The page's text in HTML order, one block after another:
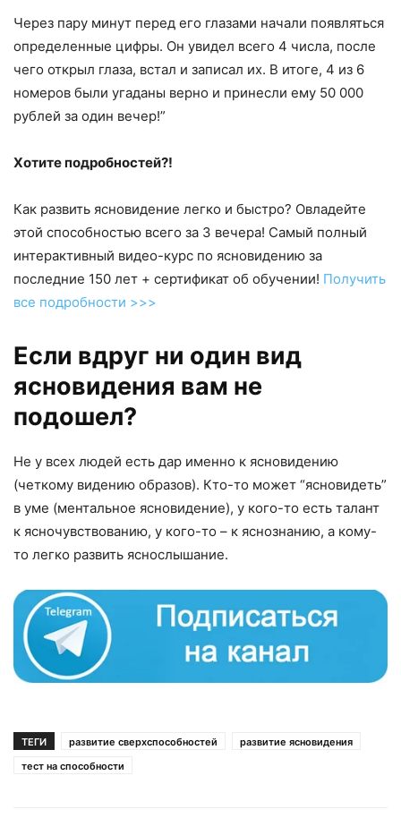
Через пару минут перед его глазами начали появляться
определенные цифры. Он увидел всего 4 числа, после
чего открыл глаза, встал и записал их. В итоге, 4 из 6
номеров были угаданы верно и принесли ему 50 000
рублей за один вечер!”
Хотите подробностей?!
Как развить ясновидение легко и быстро? Овладейте
этой способностью всего за 3 вечера! Самый полный
интерактивный видео-курс по ясновидению за
последние 150 лет + сертификат об обучении! Получить
все подробности >>>
Если вдруг ни один вид
ясновидения вам не
подошел?
Не у всех людей есть дар именно к ясновидению
(четкому видению образов). Кто-то может “ясновидеть”
в уме (ментальное ясновидение), у кого-то есть талант
к ясночувствованию, у кого-то – к яснознанию, а кому-
то легко развить яснослышание.
ТЕГИ развитие сверхспособностей
развитие ясновидения
тест на способности